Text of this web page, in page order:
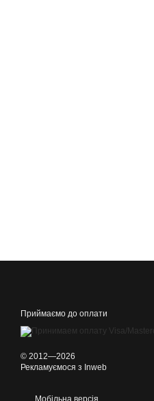
Приймаємо до оплати
© 2012—2026
Рекламуємося з Inweb
Мобільна версія